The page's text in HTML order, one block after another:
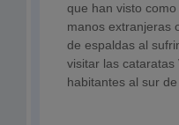
que han visto
manos extranjeras
de espaldas al
visitar las
habitantes al sur